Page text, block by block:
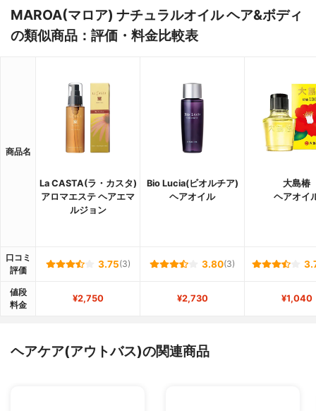
MAROA(マロア) ナチュラルオイル ヘア&ボディ
の類似商品：評価・料金比較表
商品名
La CASTA(ラ・カスタ)
アロマエステ ヘアエマ
ルジョン
Bio Lucia(ビオルチア)
ヘアオイル
大島椿
ヘアオイ
口コミ
評価
3.75(3) 3.80(3)
値段
料金
¥2,750 ¥2,730 ¥1,040
ヘアケア(アウトバス)の関連商品